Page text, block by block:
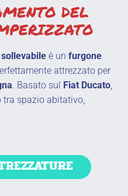
DEL
è unfurgone
attrezzato per
. Basato sul Fiat Ducato
spazio abitativo,